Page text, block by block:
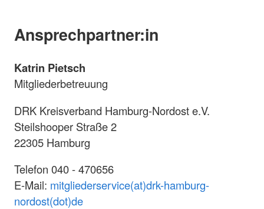
Ansprechpartner:in
Katrin Pietsch
Mitgliederbetreuung
DRK Kreisverband Hamburg-Nordost e.V.
Steilshooper Straße 2
22305 Hamburg
Telefon 040 - 470656
E-Mail: mitgliederservice(at)drk-hamburg-
nordost(dot)de